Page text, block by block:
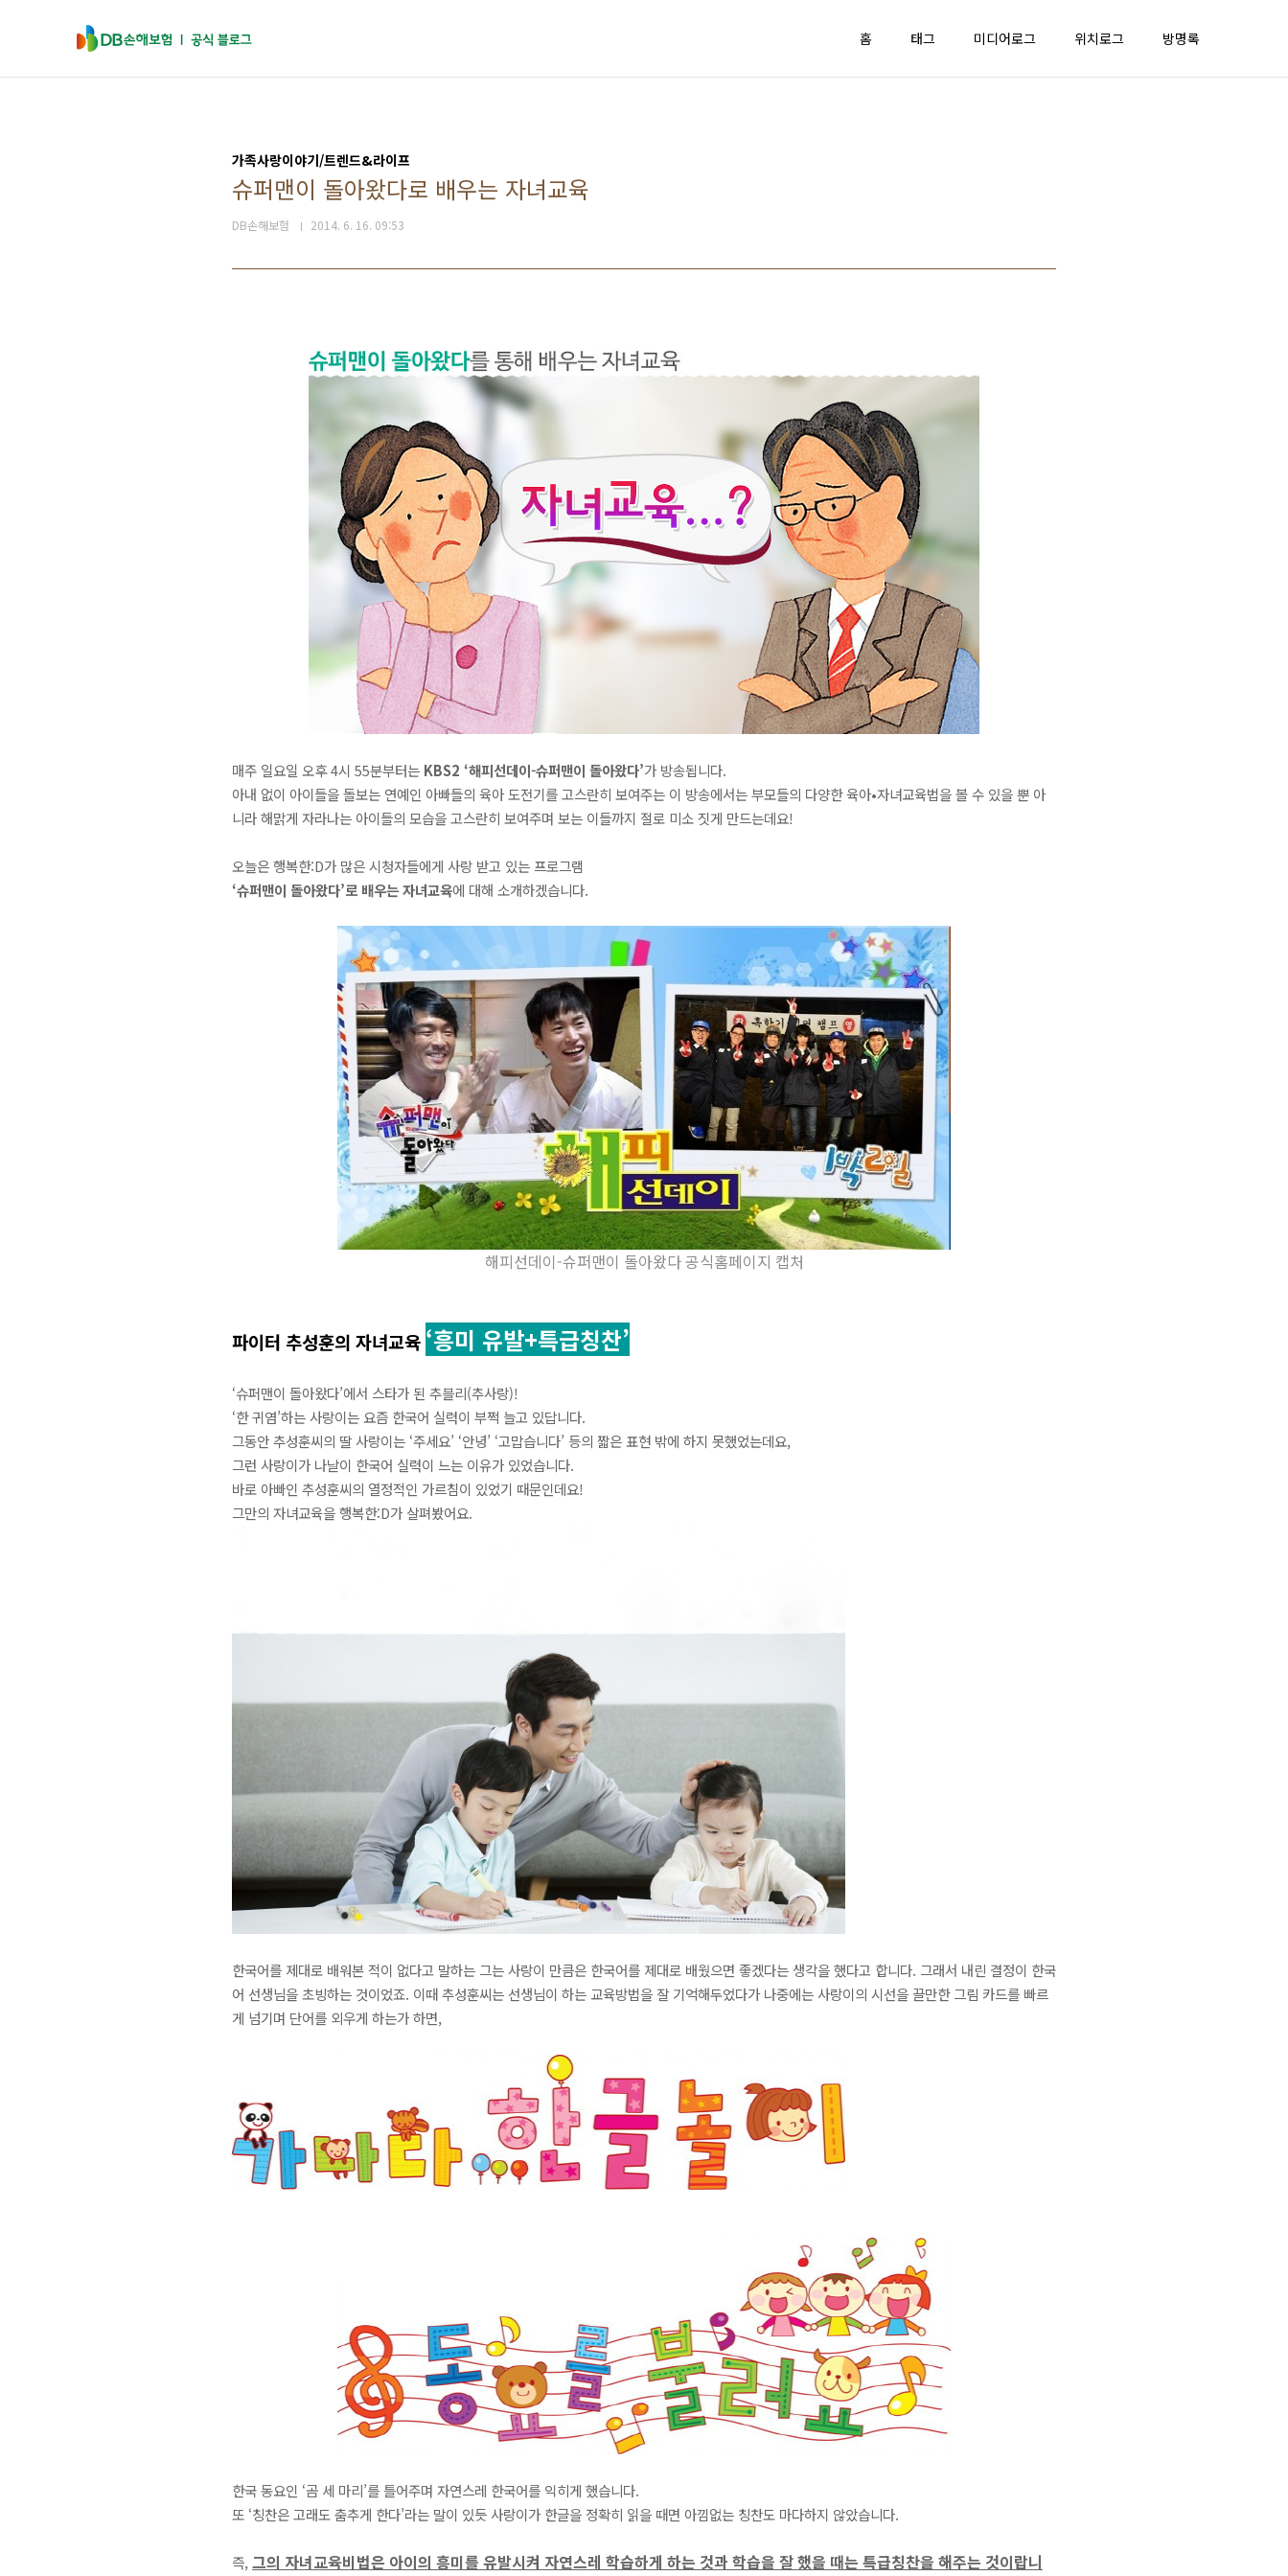
홈
태그 미디어로그 위치로그 방명록
가족사랑이야기/트렌드&라이프
슈퍼맨이 돌아왔다로 배우는 자녀교육
DB손해보험 2014. 6. 16. 09:53
매주 일요일 오후 4시 55분부터는 KBS2 ‘해피선데이-슈퍼맨이 돌아왔다’가 방송됩니다.
아내 없이 아이들을 돌보는 연예인 아빠들의 육아 도전기를 고스란히 보여주는 이 방송에서는 부모들의 다양한 육아•자녀교육법을 볼 수 있을 뿐 아
니라 해맑게 자라나는 아이들의 모습을 고스란히 보여주며 보는 이들까지 절로 미소 짓게 만드는데요!
오늘은 행복한:D가 많은 시청자들에게 사랑 받고 있는 프로그램
‘슈퍼맨이 돌아왔다’로 배우는 자녀교육에 대해 소개하겠습니다.
해피선데이-슈퍼맨이 돌아왔다 공식홈페이지 캡처
파이터 추성훈의 자녀교육 ‘흥미 유발+특급칭찬’
‘슈퍼맨이 돌아왔다’에서 스타가 된 추블리(추사랑)!
‘한 귀염’하는 사랑이는 요즘 한국어 실력이 부쩍 늘고 있답니다.
그동안 추성훈씨의 딸 사랑이는 ‘주세요’ ‘안녕’ ‘고맙습니다’ 등의 짧은 표현 밖에 하지 못했었는데요,
그런 사랑이가 나날이 한국어 실력이 느는 이유가 있었습니다.
바로 아빠인 추성훈씨의 열정적인 가르침이 있었기 때문인데요!
그만의 자녀교육을 행복한:D가 살펴봤어요.
한국어를 제대로 배워본 적이 없다고 말하는 그는 사랑이 만큼은 한국어를 제대로 배웠으면 좋겠다는 생각을 했다고 합니다. 그래서 내린 결정이 한국
어 선생님을 초빙하는 것이었죠. 이때 추성훈씨는 선생님이 하는 교육방법을 잘 기억해두었다가 나중에는 사랑이의 시선을 끌만한 그림 카드를 빠르
게 넘기며 단어를 외우게 하는가 하면,
한국 동요인 ‘곰 세 마리’를 틀어주며 자연스레 한국어를 익히게 했습니다.
또 ‘칭찬은 고래도 춤추게 한다’라는 말이 있듯 사랑이가 한글을 정확히 읽을 때면 아낌없는 칭찬도 마다하지 않았습니다.
즉, 그의 자녀교육비법은 아이의 흥미를 유발시켜 자연스레 학습하게 하는 것과 학습을 잘 했을 때는 특급칭찬을 해주는 것이랍니